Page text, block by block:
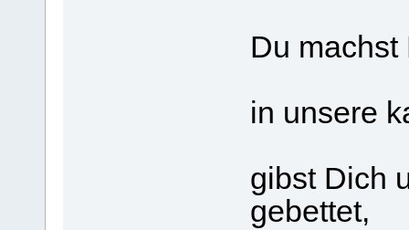
Du machst
in unsere
gibst Dich
gebettet,